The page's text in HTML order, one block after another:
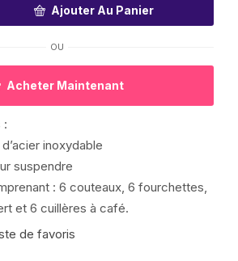
Ajouter Au Panier
OU
Acheter Maintenant
:
inoxydable
suspendre
: 6 couteaux, 6 fourchettes,
et 6 cuillères à café.
de favoris